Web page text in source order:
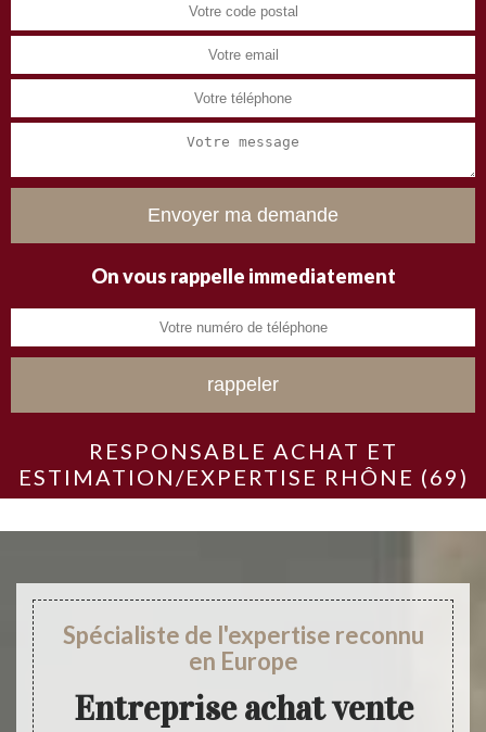
On vous rappelle immediatement
RESPONSABLE ACHAT ET
ESTIMATION/EXPERTISE RHÔNE (69)
Spécialiste de l'expertise reconnu
en Europe
Entreprise achat vente